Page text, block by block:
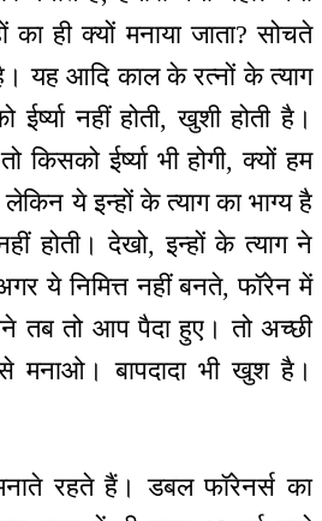
का ही क्यों मनाया जाता? सोचते
यह आदि काल के रत्नों के त्याग
नहीं होती, खुशी होती है।
किसको ईर्ष्या भी होगी, क्यों हम
ये इन्हों के त्याग का भाग्य है
होती। देखो, इन्हों के त्याग ने
ये निमित्त नहीं बनते, फॉरेन में
तब तो आप पैदा हुए। तो अच्छी
बापदादा भी खुश है।
रहते हैं। डबल फॉरेनर्स का